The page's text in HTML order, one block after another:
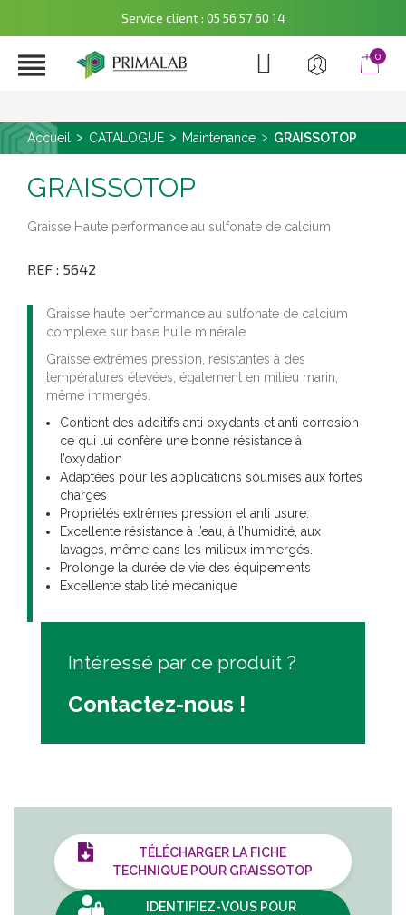
Service client : 05 56 57 60 14
0

Accueil CATALOGUE Maintenance GRAISSOTOP
GRAISSOTOP
Graisse Haute performance au sulfonate de calcium
REF : 5642
Graisse haute performance au sulfonate de calcium
complexe sur base huile minérale
Graisse extrêmes pression, résistantes à des
températures élevées, également en milieu marin,
même immergés.
Contient des additifs anti oxydants et anti corrosion
ce qui lui confère une bonne résistance à
l’oxydation
Adaptées pour les applications soumises aux fortes
charges
Propriétés extrêmes pression et anti usure.
Excellente résistance à l’eau, à l’humidité, aux
lavages, même dans les milieux immergés.
Prolonge la durée de vie des équipements
Excellente stabilité mécanique
Intéressé par ce produit ?
Contactez-nous !
TÉLÉCHARGER LA FICHE
TECHNIQUE POUR GRAISSOTOP
IDENTIFIEZ-VOUS POUR